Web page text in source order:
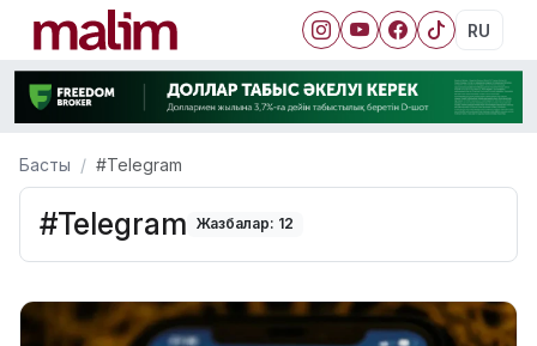
RU
Басты #Telegram
#Telegram Жазбалар: 12